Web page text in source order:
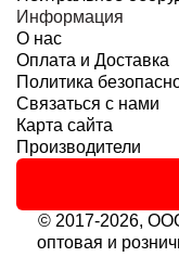
Информация
О нас
Оплата и Доставка
Политика
Связаться с нами
Карта сайта
Производители
© 2017-2026,
оптовая и